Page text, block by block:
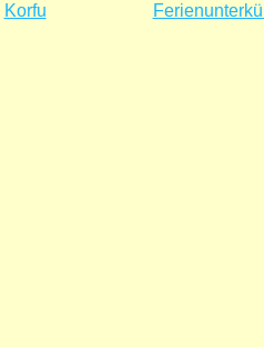
Korfu